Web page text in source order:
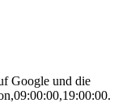
Google und die